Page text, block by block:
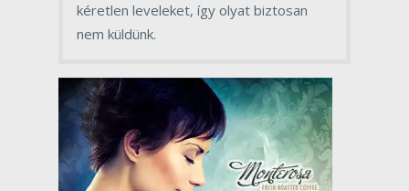
kéretlen leveleket, így olyat biztosan
nem küldünk.